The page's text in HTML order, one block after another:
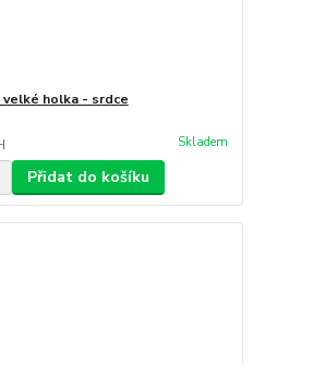
velké holka - srdce
Skladem
Přidat do košíku